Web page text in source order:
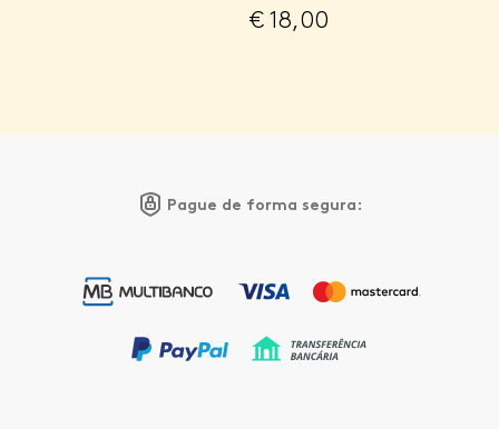
€18,00
Pague de forma segura: